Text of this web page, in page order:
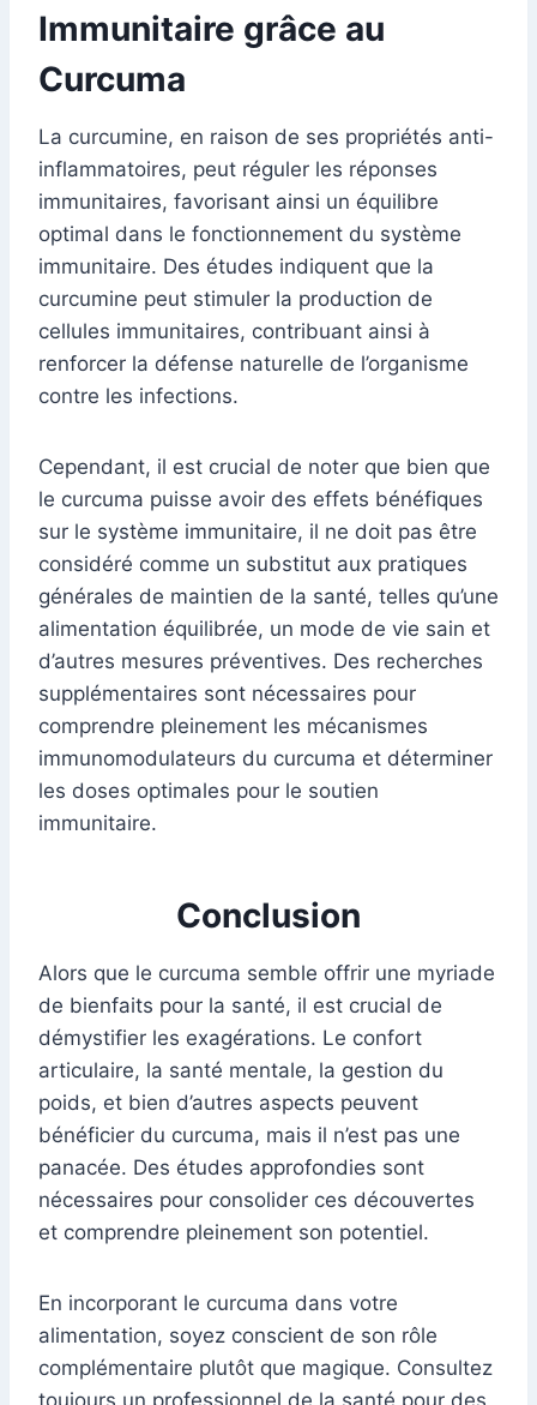
Immunitaire grâce au
Curcuma
La curcumine, en raison de ses propriétés anti-
inflammatoires, peut réguler les réponses
immunitaires, favorisant ainsi un équilibre
optimal dans le fonctionnement du système
immunitaire. Des études indiquent que la
curcumine peut stimuler la production de
cellules immunitaires, contribuant ainsi à
renforcer la défense naturelle de l’organisme
contre les infections.
Cependant, il est crucial de noter que bien que
le curcuma puisse avoir des effets bénéfiques
sur le système immunitaire, il ne doit pas être
considéré comme un substitut aux pratiques
générales de maintien de la santé, telles qu’une
alimentation équilibrée, un mode de vie sain et
d’autres mesures préventives. Des recherches
supplémentaires sont nécessaires pour
comprendre pleinement les mécanismes
immunomodulateurs du curcuma et déterminer
les doses optimales pour le soutien
immunitaire.
Conclusion
Alors que le curcuma semble offrir une myriade
de bienfaits pour la santé, il est crucial de
démystifier les exagérations. Le confort
articulaire, la santé mentale, la gestion du
poids, et bien d’autres aspects peuvent
bénéficier du curcuma, mais il n’est pas une
panacée. Des études approfondies sont
nécessaires pour consolider ces découvertes
et comprendre pleinement son potentiel.
En incorporant le curcuma dans votre
alimentation, soyez conscient de son rôle
complémentaire plutôt que magique. Consultez